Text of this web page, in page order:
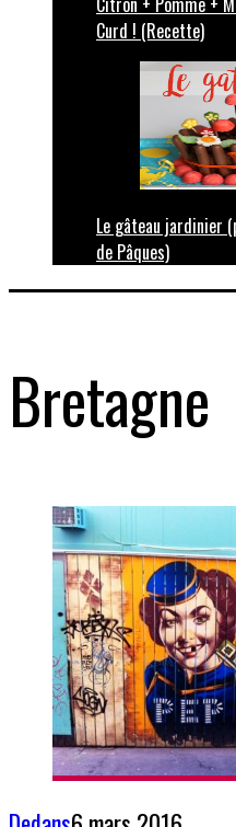
Curd ! (Recette)
Le gâteau jardinier
de Pâques)
Bretagne